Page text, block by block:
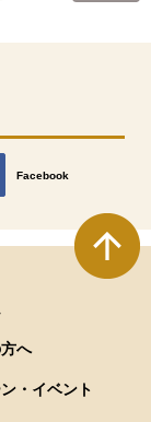
Facebook
別のウィンドウで開きます
へ
・イベント